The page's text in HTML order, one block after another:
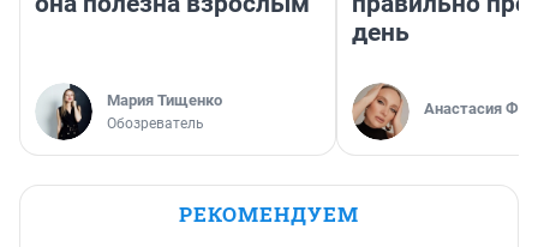
Мария Тищенко
Обозреватель
день
Анастасия
РЕКОМЕНДУЕМ